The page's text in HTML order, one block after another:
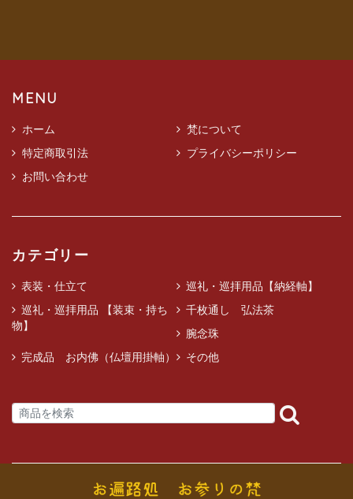
MENU
ホーム
梵について
特定商取引法
プライバシーポリシー
お問い合わせ
カテゴリー
表装・仕立て
巡礼・巡拝用品【納経軸】
巡礼・巡拝用品 【装束・持ち
物】
千枚通し 弘法茶
腕念珠
完成品 お内佛（仏壇用掛軸）
その他